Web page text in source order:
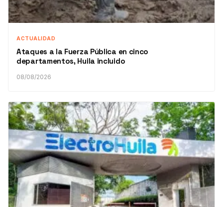
ACTUALIDAD
Ataques a la Fuerza Pública en cinco
departamentos, Huila incluido
08/08/2026